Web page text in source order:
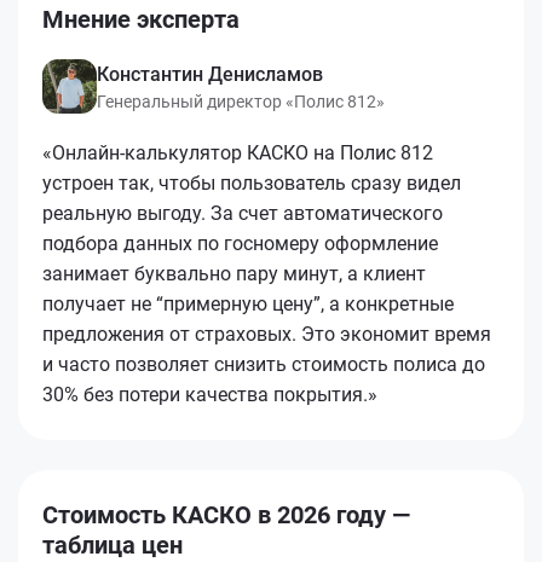
Мнение эксперта
Константин Денисламов
Генеральный директор «Полис 812»
«Онлайн-калькулятор КАСКО на Полис 812
устроен так, чтобы пользователь сразу видел
реальную выгоду. За счет автоматического
подбора данных по госномеру оформление
занимает буквально пару минут, а клиент
получает не “примерную цену”, а конкретные
предложения от страховых. Это экономит время
и часто позволяет снизить стоимость полиса до
30% без потери качества покрытия.»
Стоимость КАСКО в 2026 году —
таблица цен